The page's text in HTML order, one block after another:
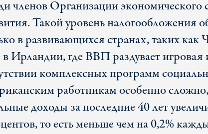
членов Организации экономического
Такой уровень налогообложения
в развивающихся странах, таких
Ирландии, где ВВП раздувает
комплексных программ
работникам особенно
доходы за последние 40 лет
то есть меньше чем на 0,2%